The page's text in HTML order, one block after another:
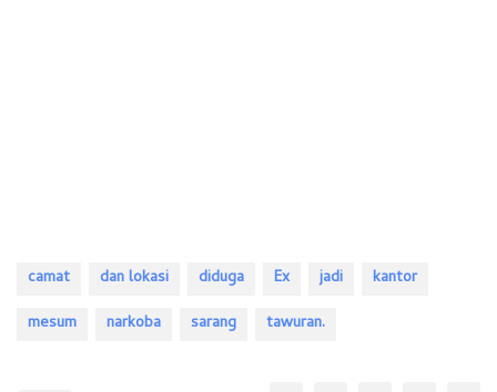
camat dan lokasi diduga Ex jadi
kantor
mesum
narkoba sarang tawuran.